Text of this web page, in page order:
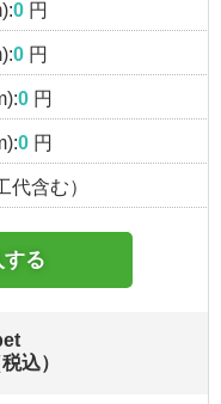
0円
0円
0 円
0 円
代含む）
する
込）